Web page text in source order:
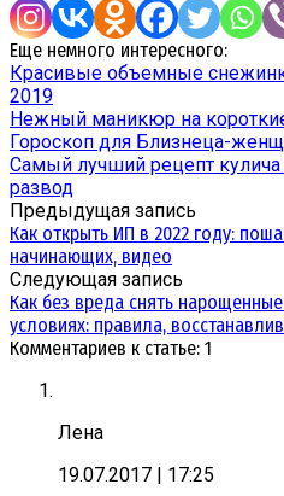
Еще немного интересного:
Красивые объемные
2019
Нежный маникюр на
Гороскоп для Близнеца-
Самый лучший рецепт кулича
развод
Предыдущая запись
Как открыть ИП в 2022 году:
начинающих, видео
Следующая запись
Как без вреда снять
условиях: правила,
Комментариев к статье: 1
Лена
19.07.2017
| 17:25